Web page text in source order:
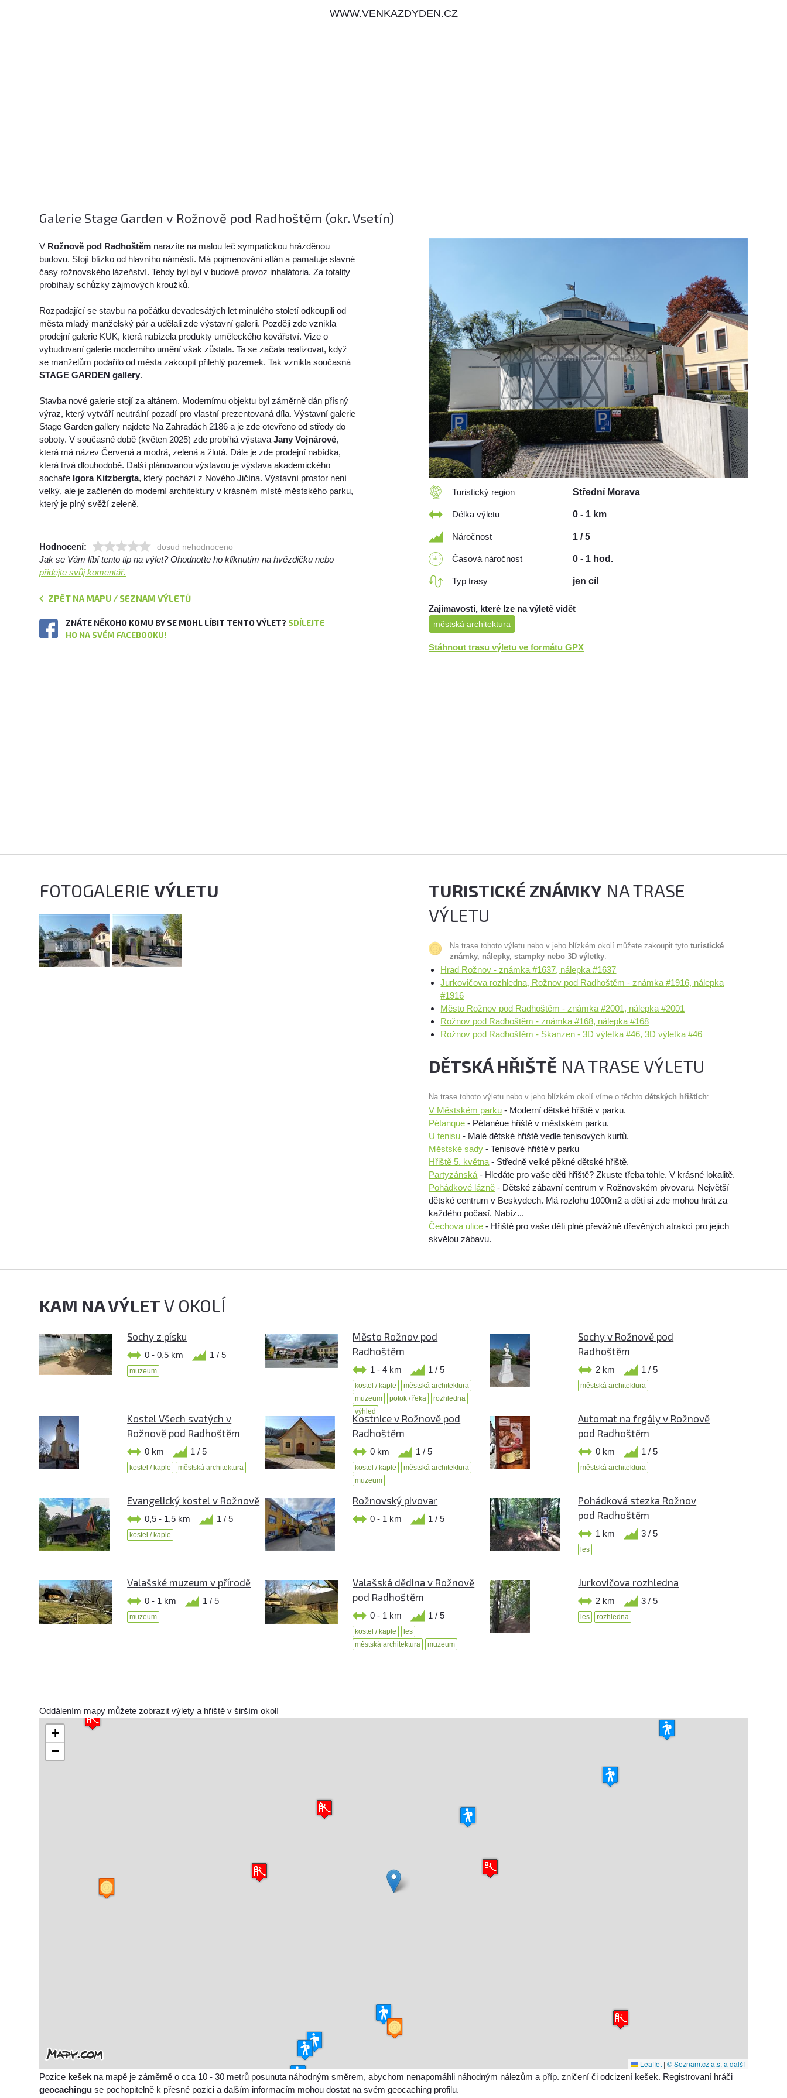
WWW.VENKAZDYDEN.CZ
Galerie Stage Garden v Rožnově pod Radhoštěm (okr. Vsetín)
V Rožnově pod Radhoštěm narazíte na malou leč sympatickou hrázděnou
budovu. Stojí blízko od hlavního náměstí. Má pojmenování altán a pamatuje slavné
časy rožnovského lázeňství. Tehdy byl byl v budově provoz inhalátoria. Za totality
probíhaly schůzky zájmových kroužků.
Rozpadající se stavbu na počátku devadesátých let minulého století odkoupili od
města mladý manželský pár a udělali zde výstavní galerii. Později zde vznikla
prodejní galerie KUK, která nabízela produkty uměleckého kovářství. Vize o
vybudovaní galerie moderního umění však zůstala. Ta se začala realizovat, když
se manželům podařilo od města zakoupit přilehlý pozemek. Tak vznikla současná
STAGE GARDEN gallery.
Stavba nové galerie stojí za altánem. Modernímu objektu byl záměrně dán přísný
výraz, který vytváří neutrální pozadí pro vlastní prezentovaná díla. Výstavní galerie
Stage Garden gallery najdete Na Zahradách 2186 a je zde otevřeno od středy do
soboty. V současné době (květen 2025) zde probíhá výstavaJany Vojnárové,
která má název Červená a modrá, zelená a žlutá. Dále je zde prodejní nabídka,
která trvá dlouhodobě. Další plánovanou výstavou je výstava akademického
sochaře Igora Kitzbergta, který pochází z Nového Jičína. Výstavní prostor není
velký, ale je začleněn do moderní architektury v krásném místě městského parku,
který je plný svěží zeleně.
Hodnocení: dosud nehodnoceno
Jak se Vám líbí tento tip na výlet? Ohodnoťte ho kliknutím na hvězdičku nebo
přidejte svůj komentář.
ZPĚT NA MAPU / SEZNAM VÝLETŮ
ZNÁTE NĚKOHO KOMU BY SE MOHL LÍBIT TENTO VÝLET? SDÍLEJTE
HO NA SVÉM FACEBOOKU!
Turistický region Střední Morava
Délka výletu 0 - 1 km
Náročnost 1 / 5
Časová náročnost 0 - 1 hod.
Typ trasy jen cíl
Zajímavosti, které lze na výletě vidět
městská architektura
Stáhnout trasu výletu ve formátu GPX
FOTOGALERIEVÝLETU TURISTICKÉ ZNÁMKY NA TRASE
VÝLETU
Na trase tohoto výletu nebo v jeho blízkém okolí můžete zakoupit tytoturistické
známky, nálepky, stampky nebo 3D výletky:
Hrad Rožnov - známka #1637, nálepka #1637
Jurkovičova rozhledna, Rožnov pod Radhoštěm - známka #1916, nálepka
#1916
Město Rožnov pod Radhoštěm - známka #2001, nálepka #2001
Rožnov pod Radhoštěm - známka #168, nálepka #168
Rožnov pod Radhoštěm - Skanzen - 3D výletka #46, 3D výletka #46
DĚTSKÁ HŘIŠTĚ NA TRASE VÝLETU
Na trase tohoto výletu nebo v jeho blízkém okolí víme o těchtodětských hřištích:
V Městském parku - Moderní dětské hřiště v parku.
Pétanque - Pétaněue hřiště v městském parku.
U tenisu - Malé dětské hřiště vedle tenisových kurtů.
Městské sady - Tenisové hřiště v parku
Hřiště 5. května - Středně velké pěkné dětské hřiště.
Partyzánská - Hledáte pro vaše děti hřiště? Zkuste třeba tohle. V krásné lokalitě.
Pohádkové lázně - Dětské zábavní centrum v Rožnovském pivovaru. Největší
dětské centrum v Beskydech. Má rozlohu 1000m2 a děti si zde mohou hrát za
každého počasí. Nabíz...
Čechova ulice - Hřiště pro vaše děti plné převážně dřevěných atrakcí pro jejich
skvělou zábavu.
KAM NA VÝLETV OKOLÍ
Sochy z písku
0 - 0,5 km 1 / 5
muzeum
Město Rožnov pod
Radhoštěm
1 - 4 km 1 / 5
kostel / kaple
městská architektura
muzeum
potok / řeka
rozhledna
výhled
Sochy v Rožnově pod
Radhoštěm
2 km 1 / 5
městská architektura
Kostel Všech svatých v
Rožnově pod Radhoštěm
0 km 1 / 5
kostel / kaple městská architektura
Kostnice v Rožnově pod
Radhoštěm
0 km 1 / 5
kostel / kaple
městská architektura
muzeum
Automat na frgály v Rožnově
pod Radhoštěm
0 km 1 / 5
městská architektura
Evangelický kostel v Rožnově
0,5 - 1,5 km 1 / 5
kostel / kaple
Rožnovský pivovar
0 - 1 km 1 / 5
Pohádková stezka Rožnov
pod Radhoštěm
1 km 3 / 5
les
Valašské muzeum v přírodě
0 - 1 km 1 / 5
muzeum
Valašská dědina v Rožnově
pod Radhoštěm
0 - 1 km 1 / 5
kostel / kaple
les
městská architektura
muzeum
Jurkovičova rozhledna
2 km 3 / 5
les rozhledna
Oddálením mapy můžete zobrazit výlety a hřiště v širším okolí
+
−
Leaflet | © Seznam.cz a.s. a další
Pozice kešek na mapě je záměrně o cca 10 - 30 metrů posunuta náhodným směrem, abychom nenapomáhli náhodným nálezům a příp. zničení či odcizení kešek. Registrovaní hráči
geocachingu se pochopitelně k přesné pozici a dalším informacím mohou dostat na svém geocaching profilu.